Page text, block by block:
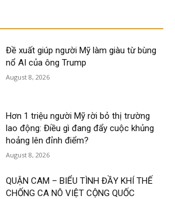
Đề xuất giúp người Mỹ làm giàu từ bùng
nổ AI của ông Trump
August 8, 2026
Hơn 1 triệu người Mỹ rời bỏ thị trường
lao động: Điều gì đang đẩy cuộc khủng
hoảng lên đỉnh điểm?
August 8, 2026
QUẬN CAM – BIỂU TÌNH ĐẦY KHÍ THẾ
CHỐNG CA NÔ VIỆT CỘNG QUỐC